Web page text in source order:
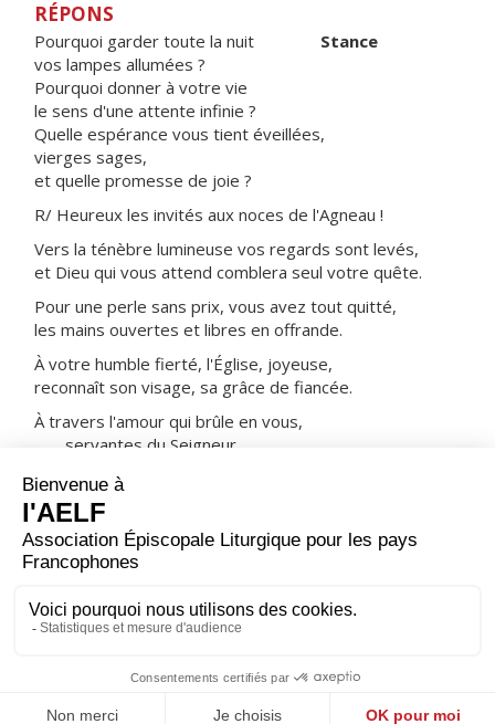
RÉPONS
Pourquoi garder toute la nuit Stance
vos lampes allumées ?
Pourquoi donner à votre vie
le sens d'une attente infinie ?
Quelle espérance vous tient éveillées,
vierges sages,
et quelle promesse de joie ?
R/ Heureux les invités aux noces de l'Agneau !
Vers la ténèbre lumineuse vos regards sont levés,
et Dieu qui vous attend comblera seul votre quête.
Pour une perle sans prix, vous avez tout quitté,
les mains ouvertes et libres en offrande.
À votre humble fierté, l'Église, joyeuse,
reconnaît son visage, sa grâce de fiancée.
À travers l'amour qui brûle en vous,
servantes du Seigneur,
de l'aimer sans partage.
ORAISON
En célébrant la mémoire de sainte Scholastique,
aussi, te servir avec une charité sans défaut et goûter
la douceur de ton amour.